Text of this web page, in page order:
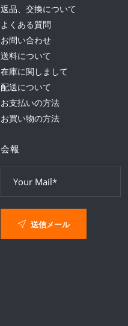
返品、交換について
よくある質問
お問い合わせ
送料について
在庫に関しまして
配送について
お支払いの方法
お買い物の方法
会報
送信メール